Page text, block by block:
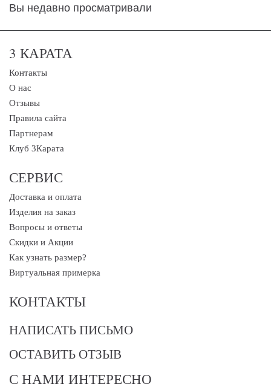
Вы недавно просматривали
3 КАРАТА
Контакты
О нас
Отзывы
Правила сайта
Партнерам
Клуб 3Карата
СЕРВИС
Доставка и оплата
Изделия на заказ
Вопросы и ответы
Скидки и Акции
Как узнать размер?
Виртуальная примерка
КОНТАКТЫ
НАПИСАТЬ ПИСЬМО
ОСТАВИТЬ ОТЗЫВ
С НАМИ ИНТЕРЕСНО